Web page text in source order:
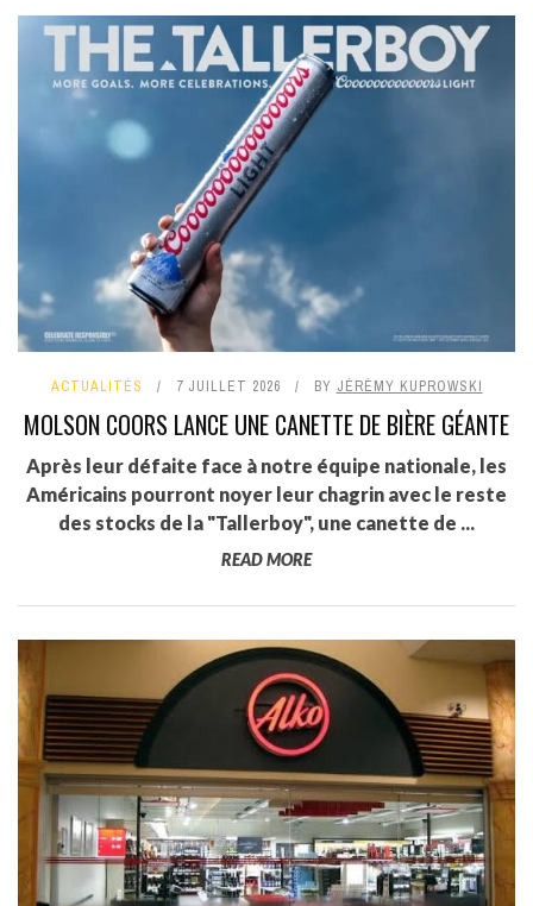
ACTUALITÉS 7 JUILLET 2026 BY JÉRÉMY KUPROWSKI
MOLSON COORS LANCE UNE CANETTE DE BIÈRE GÉANTE
Après leur défaite face à notre équipe nationale, les
Américains pourront noyer leur chagrin avec le reste
des stocks de la "Tallerboy", une canette de ...
READ MORE